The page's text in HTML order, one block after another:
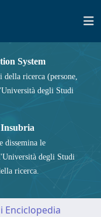
System
della ricerca (persone,
degli Studi
dissemina le
degli Studi
ricerca.
Enciclopedia